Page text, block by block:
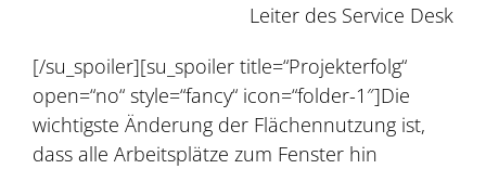
Leiter des Service Desk
[/su_spoiler][su_spoiler title=“Projekterfolg“
open=“no“ style=“fancy“ icon=“folder-1″]Die
wichtigste Änderung der Flächennutzung ist,
dass alle Arbeitsplätze zum Fenster hin